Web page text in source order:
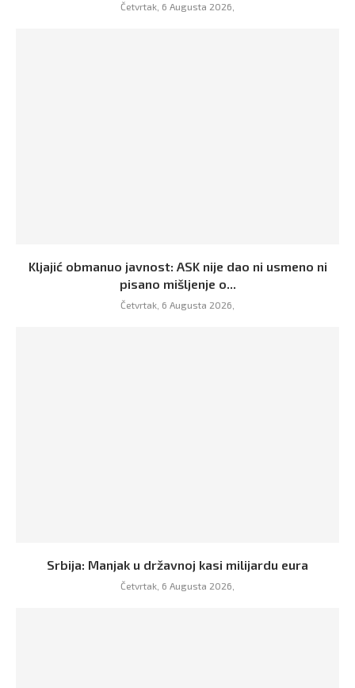
Četvrtak, 6 Augusta 2026,
Kljajić obmanuo javnost: ASK nije dao ni usmeno ni
pisano mišljenje o...
Četvrtak, 6 Augusta 2026,
Srbija: Manjak u državnoj kasi milijardu eura
Četvrtak, 6 Augusta 2026,